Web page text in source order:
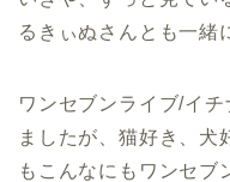
るきぃぬさんとも一緒
ワンセブンライブ/イ
ましたが、猫好き、犬
もこんなにもワンセブ